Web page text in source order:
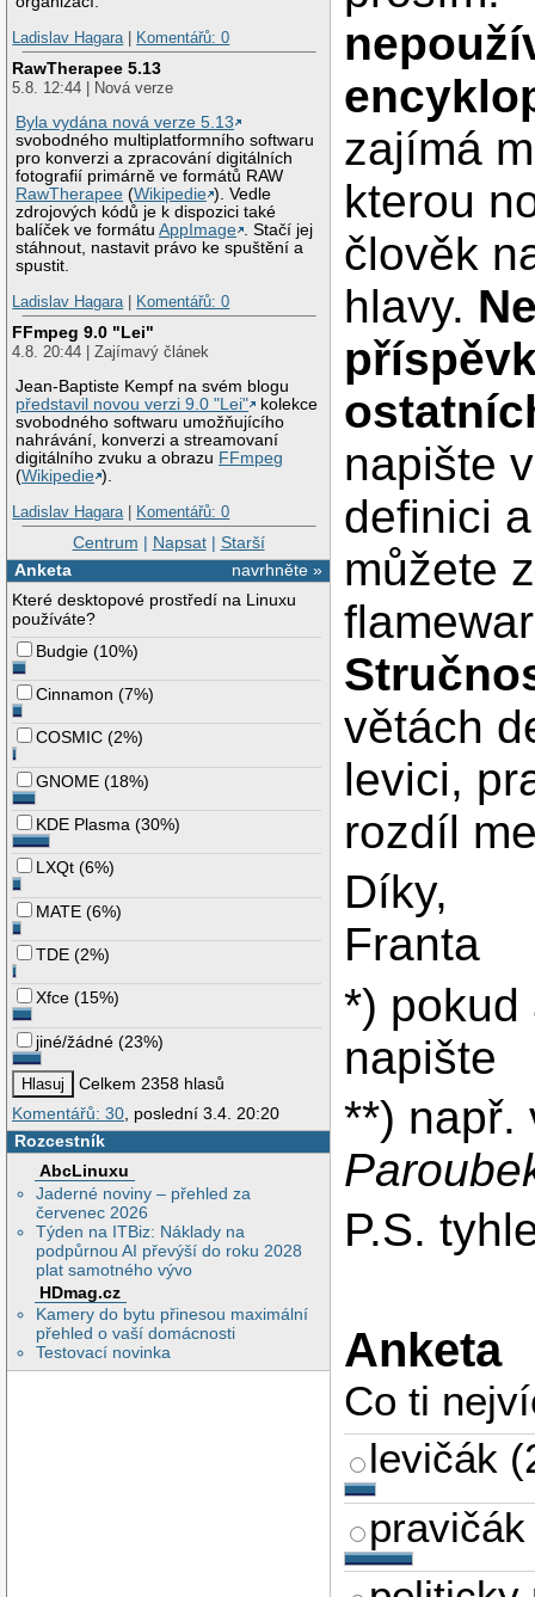
Ladislav Hagara | Komentářů: 0
RawTherapee 5.13
5.8. 12:44 | Nová verze
Byla vydána nová verze 5.13
svobodného multiplatformního softwaru
pro konverzi a zpracování digitálních
fotografií primárně ve formátů RAW
RawTherapee (Wikipedie ). Vedle
zdrojových kódů je k dispozici také
balíček ve formátuAppImage
. Stačí jej
stáhnout, nastavit právo ke spuštění a
spustit.
Ladislav Hagara | Komentářů: 0
FFmpeg 9.0 "Lei"
4.8. 20:44 | Zajímavý článek
Jean-Baptiste Kempf na svém blogu
představil novou verzi 9.0 "Lei"
kolekce
svobodného softwaru umožňujícího
nahrávání, konverzi a streamovaní
digitálního zvuku a obrazu FFmpeg
(Wikipedie ).
Ladislav Hagara | Komentářů: 0
Centrum | Napsat| Starší
navrhněte »
Anketa
Které desktopové prostředí na Linuxu
používáte?
Budgie (10%)
Cinnamon (7%)
COSMIC (2%)
GNOME (18%)
KDE Plasma (30%)
LXQt (6%)
MATE (6%)
TDE (2%)
Xfce (15%)
jiné/žádné (23%)
Celkem 2358 hlasů
Komentářů: 30, poslední 3.4. 20:20
Rozcestník
AbcLinuxu
Jaderné noviny – přehled za
červenec 2026
Týden na ITBiz: Náklady na
podpůrnou AI převýší do roku 2028
plat samotného vývo
HDmag.cz
Kamery do bytu přinesou maximální
přehled o vaší domácnosti
Testovací novinka
zajímá
kterou
člověk
hlavy.
napište
definici
můžete
větách
levici,
rozdíl
Díky,
Franta
*) pokud
napište
**)
P.S.
Anketa
Co ti
levičák (
pravičák